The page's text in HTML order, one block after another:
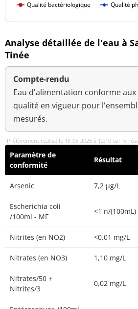
Qualité bactériologique Qualité
Analyse détaillée de l'eau à
Tinée
Compte-rendu
Eau d'alimentation conforme aux
qualité en vigueur pour
mesurés.
Prélèvement réalisé le 18-05-2026 à 12:10 sur le
Paramètre de
conformité
Résultat
Arsenic 7,2 µg/L
Escherichia coli
/100ml - MF
<1 n/(100mL)
Nitrites (en NO2) <0,01 mg/L
Nitrates (en NO3) 1,10 mg/L
Nitrates/50 +
Nitrites/3
0,02 mg/L